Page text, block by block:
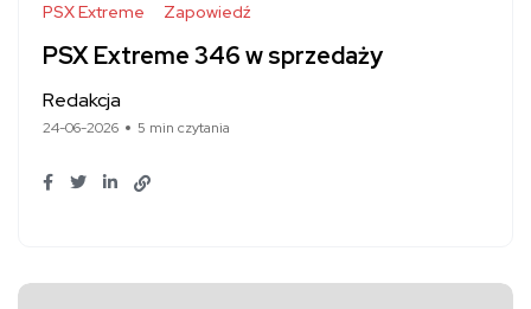
PSX Extreme Zapowiedź
PSX Extreme 346 w sprzedaży
Redakcja
24-06-2026 5 min czytania